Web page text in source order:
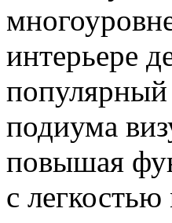
интерьере
подиума
повышая
с